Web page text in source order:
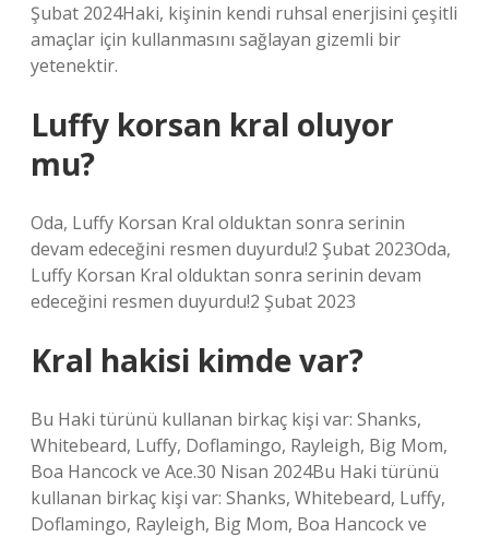
Şubat 2024Haki, kişinin kendi ruhsal enerjisini çeşitli
amaçlar için kullanmasını sağlayan gizemli bir
yetenektir.
Luffy korsan kral oluyor
mu?
Oda, Luffy Korsan Kral olduktan sonra serinin
devam edeceğini resmen duyurdu!2 Şubat 2023Oda,
Luffy Korsan Kral olduktan sonra serinin devam
edeceğini resmen duyurdu!2 Şubat 2023
Kral hakisi kimde var?
Bu Haki türünü kullanan birkaç kişi var: Shanks,
Whitebeard, Luffy, Doflamingo, Rayleigh, Big Mom,
Boa Hancock ve Ace.30 Nisan 2024Bu Haki türünü
kullanan birkaç kişi var: Shanks, Whitebeard, Luffy,
Doflamingo, Rayleigh, Big Mom, Boa Hancock ve